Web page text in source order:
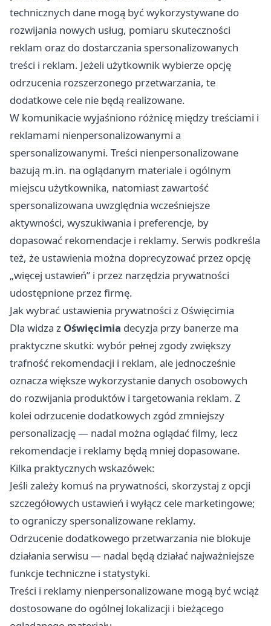
technicznych dane mogą być wykorzystywane do
rozwijania nowych usług, pomiaru skuteczności
reklam oraz do dostarczania spersonalizowanych
treści i reklam. Jeżeli użytkownik wybierze opcję
odrzucenia rozszerzonego przetwarzania, te
dodatkowe cele nie będą realizowane.
W komunikacie wyjaśniono różnicę między treściami i
reklamami nienpersonalizowanymi a
spersonalizowanymi. Treści nienpersonalizowane
bazują m.in. na oglądanym materiale i ogólnym
miejscu użytkownika, natomiast zawartość
spersonalizowana uwzględnia wcześniejsze
aktywności, wyszukiwania i preferencje, by
dopasować rekomendacje i reklamy. Serwis podkreśla
też, że ustawienia można doprecyzować przez opcję
„więcej ustawień” i przez narzędzia prywatności
udostępnione przez firmę.
Jak wybrać ustawienia prywatności z Oświęcimia
Dla widza z Oświęcimia decyzja przy banerze ma
praktyczne skutki: wybór pełnej zgody zwiększy
trafność rekomendacji i reklam, ale jednocześnie
oznacza większe wykorzystanie danych osobowych
do rozwijania produktów i targetowania reklam. Z
kolei odrzucenie dodatkowych zgód zmniejszy
personalizację — nadal można oglądać filmy, lecz
rekomendacje i reklamy będą mniej dopasowane.
Kilka praktycznych wskazówek:
Jeśli zależy komuś na prywatności, skorzystaj z opcji
szczegółowych ustawień i wyłącz cele marketingowe;
to ograniczy spersonalizowane reklamy.
Odrzucenie dodatkowego przetwarzania nie blokuje
działania serwisu — nadal będą działać najważniejsze
funkcje techniczne i statystyki.
Treści i reklamy nienpersonalizowane mogą być wciąż
dostosowane do ogólnej lokalizacji i bieżącego